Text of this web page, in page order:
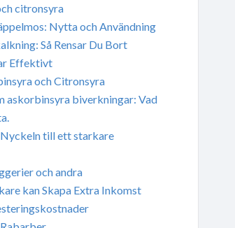
citronsyra
Nytta och Användning
Så Rensar Du Bort
Effektivt
och Citronsyra
askorbinsyra biverkningar: Vad
till ett starkare
och andra
kan Skapa Extra Inkomst